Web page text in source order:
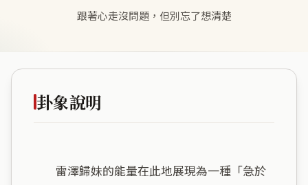
跟著心走沒問題，但別忘了想清楚
卦象說明